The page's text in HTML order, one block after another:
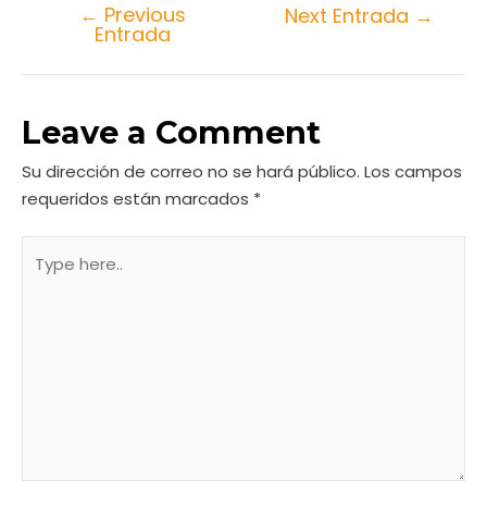
← Previous
Entrada
Next Entrada →
Leave a Comment
Su dirección de correo no se hará público. Los campos
requeridos están marcados *
here..